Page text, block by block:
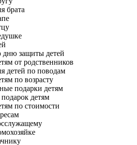
брата
дню защиты детей
от родственников
детей по поводам
по возрасту
подарки детям
детям
по стоимости